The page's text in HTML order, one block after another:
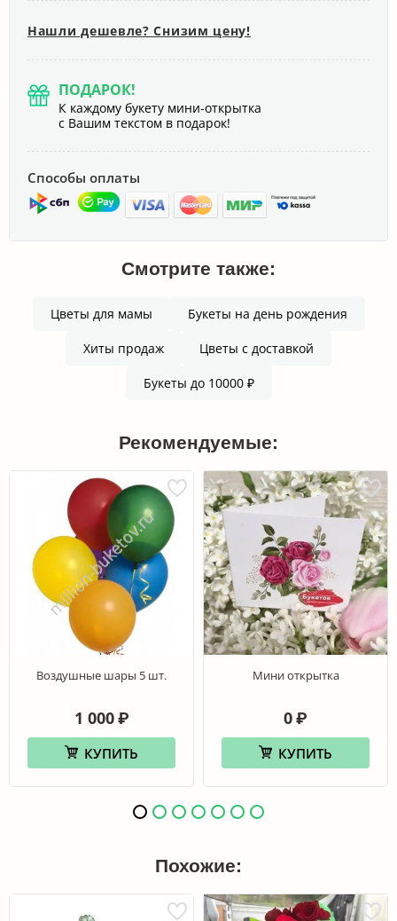
Нашли дешевле? Снизим цену!
ПОДАРОК!
К каждому букету мини-открытка
с Вашим текстом в подарок!
Способы оплаты
Смотрите также:
Цветы для мамы Букеты на день рождения
Хиты продаж Цветы с доставкой
Букеты до 10000 ₽
Рекомендуемые:
Воздушные шары 5 шт.
1 000 ₽
КУПИТЬ
Мини открытка
0₽
КУПИТЬ
Похожие: